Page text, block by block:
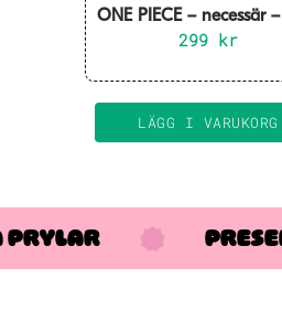
ONE PIECE – necessär
Luffy
299 kr
LÄGG I VARUKORG
PRYLAR